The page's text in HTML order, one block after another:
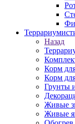
Назад
Корм
Корм
Грунты
Живые
Живые